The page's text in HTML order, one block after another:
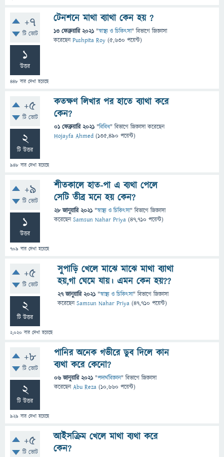
+7
টি ভোট
1
উত্তর
448 বার দেখা হয়েছে
টেনশনে মাথা ব্যাথা কেন হয় ?
13 ফেব্রুয়ারি 2021 "স্বাস্থ্য ও চিকিৎসা" বিভাগে জিজ্ঞাসা
করেছেনPushpita Roy (5,630 পয়েন্ট)
+5
টি ভোট
2
টি উত্তর
948 বার দেখা হয়েছে
কতক্ষণ লিখার পর হাতে ব্যাথা করে
কেন?
01 ফেব্রুয়ারি 2021 "বিবিধ" বিভাগে জিজ্ঞাসাকরেছেন
Hojayfa Ahmed (135,490 পয়েন্ট)
+9
টি ভোট
1
উত্তর
709 বার দেখা হয়েছে
শীতকালে হাত-পা এ ব্যথা পেলে
সেটি তীব্র মনে হয় কেন?
28 জানুয়ারি 2021 "স্বাস্থ্য ও চিকিৎসা" বিভাগে জিজ্ঞাসা
করেছেনSamsun Nahar Priya (47,710 পয়েন্ট)
+5
টি ভোট
2
টি উত্তর
2,020 বার দেখা হয়েছে
সুপাড়ি খেলে মাঝে মাঝে মাথা ব্যাথা
হয়,গা ঘেমে যায়। এমন কেন হয়??
27 জানুয়ারি 2021 "স্বাস্থ্য ও চিকিৎসা" বিভাগে জিজ্ঞাসা
করেছেনSamsun Nahar Priya (47,710 পয়েন্ট)
+8
টি ভোট
2
টি উত্তর
929 বার দেখা হয়েছে
পানির অনেক গভীরে ডুব দিলে কান
ব্যথা করে কেনো?
06 জানুয়ারি 2021 "পদার্থবিজ্ঞান" বিভাগে জিজ্ঞাসা
করেছেনAbu Reza (10,660 পয়েন্ট)
+5
টি ভোট
আইসক্রিম খেলে মাথা ব্যথা করে
কেন?